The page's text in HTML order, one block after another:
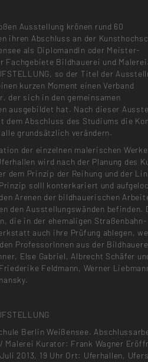
Ausstellung krönen rund 60
ihren Abschluss an der
als DiplomandIn oder Meister-
Fachgebiete Bildhauerei und Malerei.
so der Titel der
kurzen Moment einen Verband
der sich in den gemeinsamen
ausgebildet hat. Nach dieser
dem Abschluss des Studiums die
grundsätzlich verändern.
der einzelnen malerischen
wird nach der Planung des
dem Prinzip der Reihung und der
solll konterkariert und
Arenen der bildhauerischen
den Ausstellungswänden befinden.
die in der ehemaligen Straßenbahn-
auch ihre Prüfung ablegen,
ProfessorInnen aus der
Else Gabriel, Albrecht Schäfer
Feldmann, Werner
Berlin Weißensee.
Malerei Kurator: Frank Wagner
2013, 19 Uhr Ort: Uferhallen,